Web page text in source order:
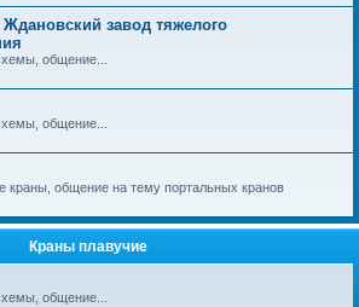
Ждановский завод тяжелого
общение...
общение...
краны, общение на тему портальных кранов
Краны плавучие
общение...